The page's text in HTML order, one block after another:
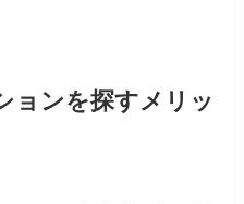
ョンを探すメリッ